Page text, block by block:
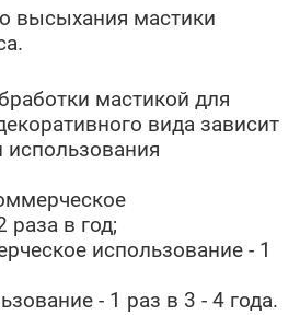
высыхания мастики
мастикой для
вида зависит
использования
раза в год;
использование - 1
- 1 раз в 3 - 4 года.